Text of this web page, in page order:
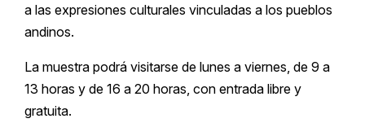
a las expresiones culturales vinculadas a los pueblos
andinos.
La muestra podrá visitarse de lunes a viernes, de 9 a
13 horas y de 16 a 20 horas, con entrada libre y
gratuita.